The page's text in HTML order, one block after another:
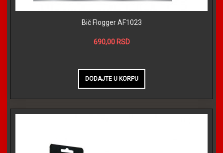
Bič Flogger AF1023
690,00 RSD